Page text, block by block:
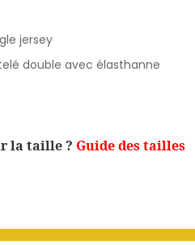
jersey
double avec élasthanne
la taille ? Guide des tailles